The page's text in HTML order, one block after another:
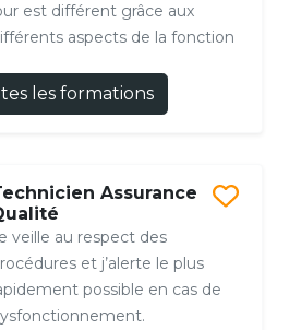
est différent grâce aux
aspects de la fonction
les formations
Assurance
veille au respect des
et j’alerte le plus
possible en cas de